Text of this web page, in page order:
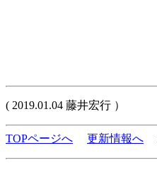
( 2019.01.04 藤井宏行 ）
TOPページへ 更新情報へ